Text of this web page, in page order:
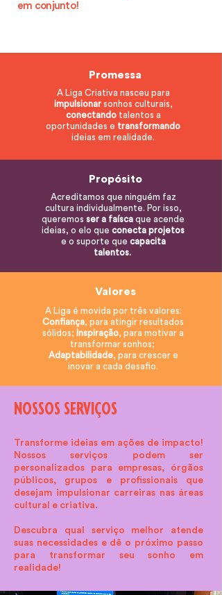
em conjunto!
Promessa
A Liga Criativa nasceu para
impulsionarsonhos culturais,
conectandotalentos a
oportunidades e transformando
ideias em realidade.
Propósito
Acreditamos que ninguém faz
cultura individualmente. Por isso,
queremos ser a faísca que acende
ideias, o elo que conecta projetos
e o suporte que capacita
talentos.
Valores
A Liga é movida por três valores:
Confiança, para atingir resultados
sólidos; Inspiração, para motivar a
transformar sonhos;
Adaptabilidade, para crescer e
inovar a cada desafio.
NOSSOS SERVIÇOS
Transforme ideias em ações de impacto!
Nossos serviços podem ser
personalizados para empresas, órgãos
públicos, grupos e profissionais que
desejam impulsionar carreiras nas áreas
cultural e criativa.
Descubra qual serviço melhor atende
suas necessidades e dê o próximo passo
para transformar seu sonho em
realidade!